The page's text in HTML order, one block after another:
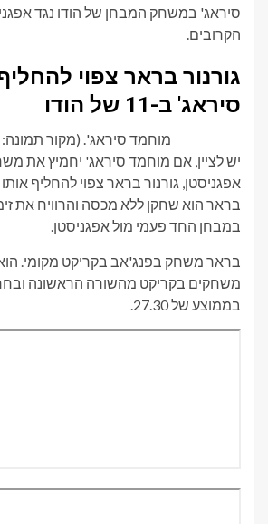
סיראג' במשחק המבחן של הודו נגד
הקרובים.
גורנור בראר צפוי
סיראג' ב-11 של הודו
מוחמד סיראג'. (מקור תמונה: BCCI)
יש לציין, אם מוחמד סיראג' יחמיץ את
בראר הוא שחקן ללא מכסה והרוויח את
במבחן החד פעמי מול אפגניסטן.
בממוצע של 27.30.